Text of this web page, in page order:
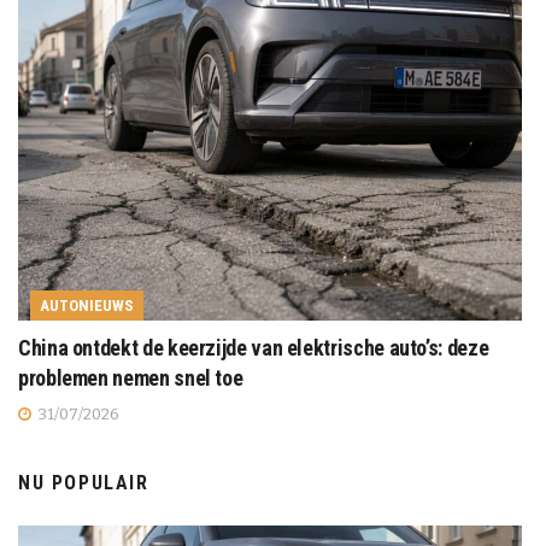
AUTONIEUWS
China ontdekt de keerzijde van elektrische auto’s: deze
problemen nemen snel toe
31/07/2026
NU POPULAIR